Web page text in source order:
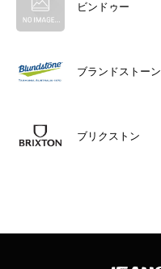
ビンドゥー
ブランドストーン
ブリクストン